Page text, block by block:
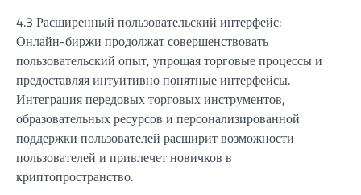
4.3 Расширенный пользовательский интерфейс:
Онлайн-биржи продолжат совершенствовать
пользовательский опыт, упрощая торговые процессы и
предоставляя интуитивно понятные интерфейсы.
Интеграция передовых торговых инструментов,
образовательных ресурсов и персонализированной
поддержки пользователей расширит возможности
пользователей и привлечет новичков в
криптопространство.